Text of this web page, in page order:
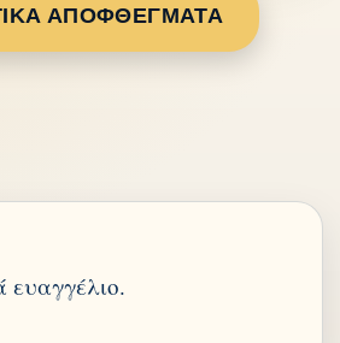
ΑΠΟΦΘΕΓΜΑΤΑ